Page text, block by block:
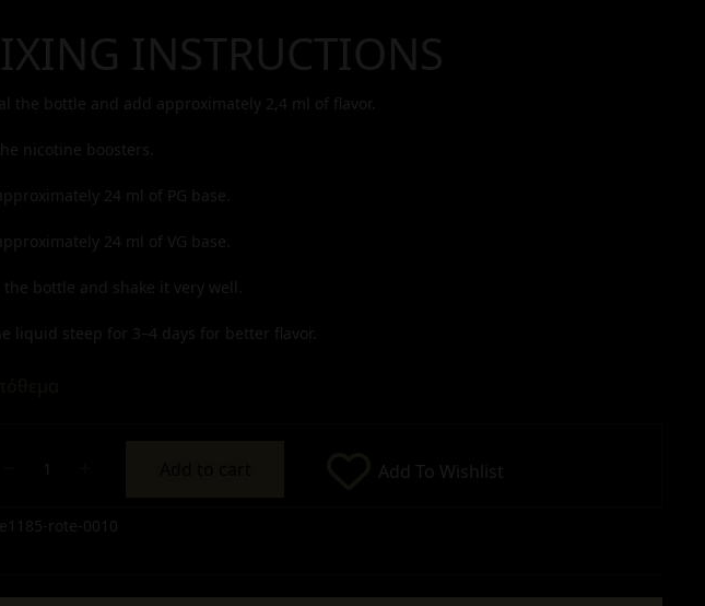
INSTRUCTIONS
the bottle and add approximately 2,4 ml of flavor.
nicotine boosters.
24 ml of PG base.
24 ml of VG base.
the bottle and shake it very well.
liquid steep for 3–4 days for better flavor.
Add To Wishlist
e1185-rote-0010